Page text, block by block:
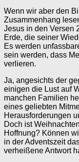
Wenn wir aber den
Zusammenhang
Jesus in den Versen
Erde, die seiner
Es werden
sein werden, dass
verlieren.
Ja, angesichts der
einigen die Lust auf
manchen Familien
eines geliebten
Herausforderungen
Doch ist
Hoffnung? Können
in der Adventszeit
verheißene Antwort